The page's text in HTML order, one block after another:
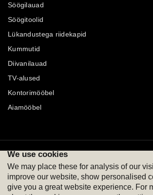
Söögilauad
Söögitoolid
Lükandustega riidekapid
Kummutid
Diivanilauad
TV-alused
Kontorimööbel
Aiamööbel
Maksevõimalused
We use cookies
We may place these for analysis of our
improve our website, show personalised
give you a great website experience. For